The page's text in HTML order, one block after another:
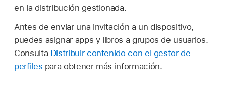
en la distribución gestionada.
Antes de enviar una invitación a un dispositivo,
puedes asignar apps y libros a grupos de usuarios.
Consulta Distribuir contenido con el gestor de
perfiles para obtener más información.